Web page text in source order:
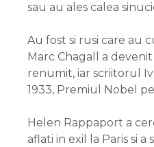
sau au ales calea
Au fost si rusi care au
Marc Chagall a
renumit, iar scriitorul
1933, Premiul Nobel
Helen Rappaport a
aflati in exil la Paris si